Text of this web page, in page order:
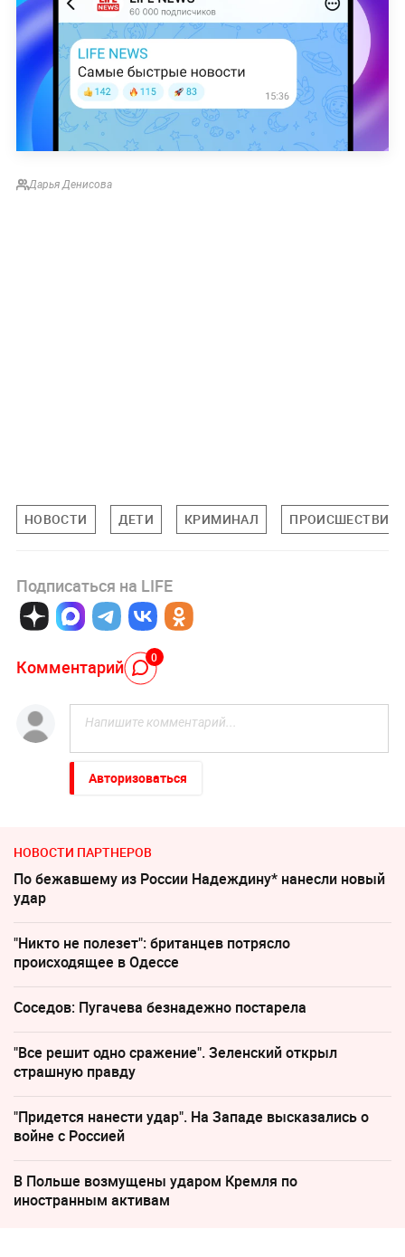
Дарья Денисова
НОВОСТИ ДЕТИ КРИМИНАЛ ПРОИСШЕСТВИЯ
Подписаться на LIFE
Комментарий 0
Авторизоваться
НОВОСТИ ПАРТНЕРОВ
По бежавшему из России Надеждину* нанесли новый
удар
"Никто не полезет": британцев потрясло
происходящее в Одессе
Соседов: Пугачева безнадежно постарела
"Все решит одно сражение". Зеленский открыл
страшную правду
"Придется нанести удар". На Западе высказались о
войне с Россией
В Польше возмущены ударом Кремля по
иностранным активам